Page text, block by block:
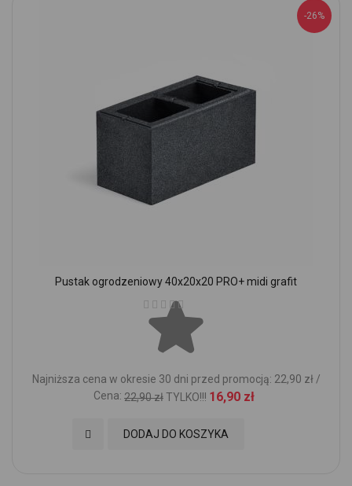
-26%
Pustak ogrodzeniowy 40x20x20 PRO+ midi grafit
Ocena:
Najniższa cena w okresie 30 dni przed promocją: 22,90 zł /
Cena: 22,90 złTYLKO!!! 16,90 zł
DODAJ DO KOSZYKA
Dodaj do Ulubionych